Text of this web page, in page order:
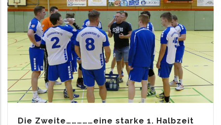
Die Zweite……………eine starke 1. Halbzeit